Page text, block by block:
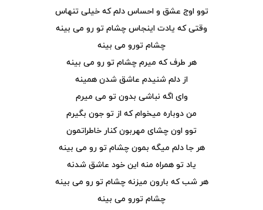
توو اوج عشق و احساس دلم که خیلی تنهاس
وقتی که یادت اینجاس چشام تو رو می بینه
چشام تورو می بینه
هر طرف که میرم چشام تو رو می بینه
از دلم شنیدم عاشق شدن همینه
وای اگه نباشی بدون تو می میرم
من دوباره میخوام که از تو جون بگیرم
توو اون چشای مهربون کنار خاطراتمون
هر جا دلم میگه بمون چشام تو رو می بینه
یاد تو همراه منه این خود عاشق شدنه
هر شب که بارون میزنه چشام تو رو می بینه
چشام تورو می بینه